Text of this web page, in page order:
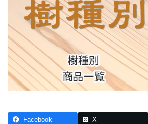
Facebook X